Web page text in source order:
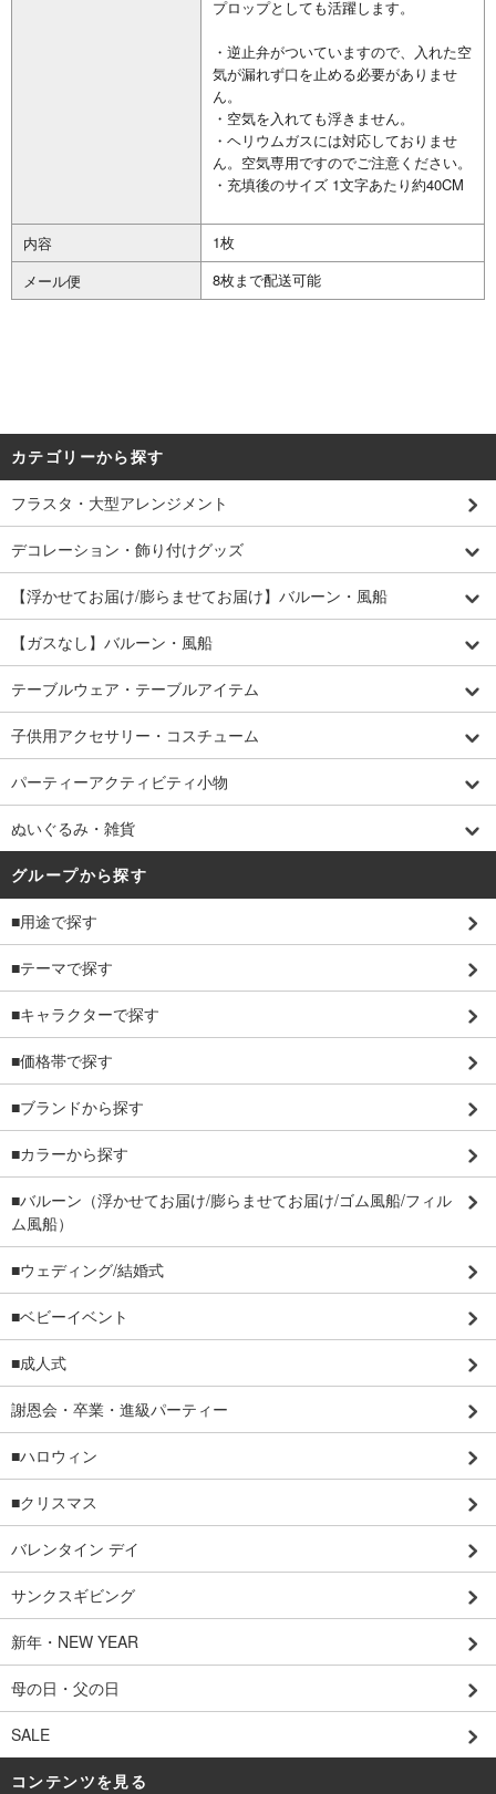
プロップとしても活躍します。
・逆止弁がついていますので、入れた空
気が漏れず口を止める必要がありませ
ん。
・空気を入れても浮きません。
・ヘリウムガスには対応しておりませ
ん。空気専用ですのでご注意ください。
・充填後のサイズ 1文字あたり約40CM
内容
1枚
メール便
8枚まで配送可能
カテゴリーから探す
フラスタ・大型アレンジメント
デコレーション・飾り付けグッズ
【浮かせてお届け/膨らませてお届け】バルーン・風船
【ガスなし】バルーン・風船
テーブルウェア・テーブルアイテム
子供用アクセサリー・コスチューム
パーティーアクティビティ小物
ぬいぐるみ・雑貨
グループから探す
■用途で探す
■テーマで探す
■キャラクターで探す
■価格帯で探す
■ブランドから探す
■カラーから探す
■バルーン（浮かせてお届け/膨らませてお届け/ゴム風船/フィル
ム風船）
■ウェディング/結婚式
■ベビーイベント
■成人式
謝恩会・卒業・進級パーティー
■ハロウィン
■クリスマス
バレンタイン デイ
サンクスギビング
新年・NEW YEAR
母の日・父の日
SALE
コンテンツを見る